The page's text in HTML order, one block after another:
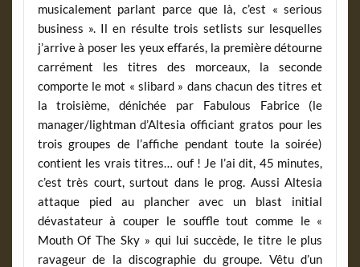
musicalement parlant parce que là, c’est « serious
business ». Il en résulte trois setlists sur lesquelles
j’arrive à poser les yeux effarés, la première détourne
carrément les titres des morceaux, la seconde
comporte le mot « slibard » dans chacun des titres et
la troisième, dénichée par Fabulous Fabrice (le
manager/lightman d’Altesia officiant gratos pour les
trois groupes de l’affiche pendant toute la soirée)
contient les vrais titres… ouf ! Je l’ai dit, 45 minutes,
c’est très court, surtout dans le prog. Aussi Altesia
attaque pied au plancher avec un blast initial
dévastateur à couper le souffle tout comme le «
Mouth Of The Sky » qui lui succède, le titre le plus
ravageur de la discographie du groupe. Vêtu d’un